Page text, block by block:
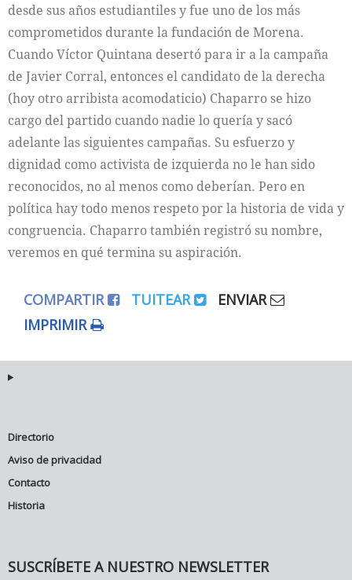
desde sus años estudiantiles y fue uno de los más
comprometidos durante la fundación de Morena.
Cuando Víctor Quintana desertó para ir a la campaña
de Javier Corral, entonces el candidato de la derecha
(hoy otro arribista acomodaticio) Chaparro se hizo
cargo del partido cuando nadie lo quería y sacó
adelante las siguientes campañas. Su esfuerzo y
dignidad como activista de izquierda no le han sido
reconocidos, no al menos como deberían. Pero en
política hay todo menos respeto por la historia de vida y
congruencia. Chaparro también registró su nombre,
veremos en qué termina su aspiración.
COMPARTIR TUITEAR
ENVIAR
IMPRIMIR
Directorio
Aviso de privacidad
Contacto
Historia
SUSCRÍBETE A NUESTRO NEWSLETTER